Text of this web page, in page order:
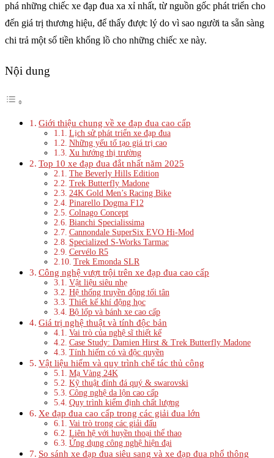
phá những chiếc xe đạp đua xa xỉ nhất, từ nguồn gốc phát triển cho
đến giá trị thương hiệu, để thấy được lý do vì sao người ta sẵn sàng
chi trả một số tiền khổng lồ cho những chiếc xe này.
Nội dung
Giới thiệu chung về xe đạp đua cao cấp
Lịch sử phát triển xe đạp đua
Những yếu tố tạo giá trị cao
Xu hướng thị trường
Top 10 xe đạp đua đắt nhất năm 2025
The Beverly Hills Edition
Trek Butterfly Madone
24K Gold Men’s Racing Bike
Pinarello Dogma F12
Colnago Concept
Bianchi Specialissima
Cannondale SuperSix EVO Hi-Mod
Specialized S-Works Tarmac
Cervélo R5
Trek Emonda SLR
Công nghệ vượt trội trên xe đạp đua cao cấp
Vật liệu siêu nhẹ
Hệ thống truyền động tối tân
Thiết kế khí động học
Bộ lốp và bánh xe cao cấp
Giá trị nghệ thuật và tính độc bản
Vai trò của nghệ sĩ thiết kế
Case Study: Damien Hirst & Trek Butterfly Madone
Tính hiếm có và độc quyền
Vật liệu hiếm và quy trình chế tác thủ công
Mạ Vàng 24K
Kỹ thuật đính đá quý & swarovski
Công nghệ da lộn cao cấp
Quy trình kiểm định chất lượng
Xe đạp đua cao cấp trong các giải đua lớn
Vai trò trong các giải đấu
Liên hệ với huyền thoại thể thao
Ứng dụng công nghệ hiện đại
So sánh xe đạp đua siêu sang và xe đạp đua phổ thông